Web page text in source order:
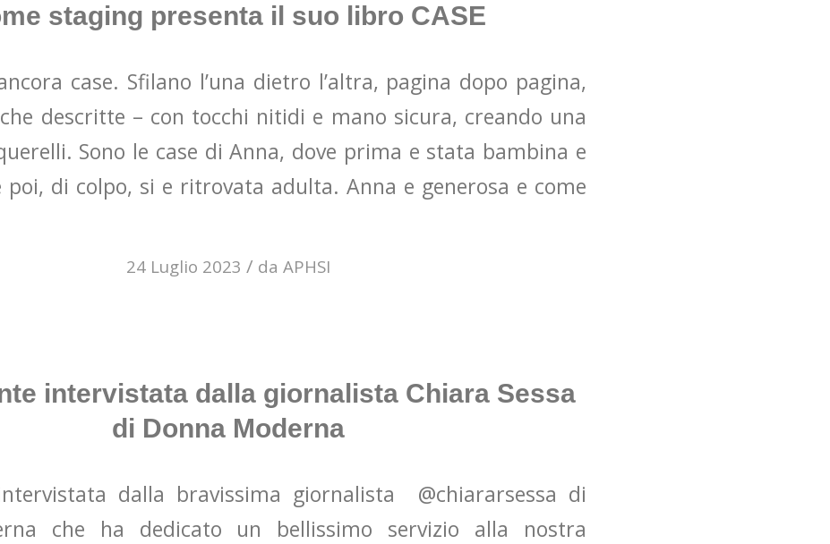
staging presenta il suo libro CASE
case. Sfilano l’una dietro l’altra, pagina dopo pagina,
descritte – con tocchi nitidi e mano sicura, creando una
Sono le case di Anna, dove prima e stata bambina e
poi, di colpo, si e ritrovata adulta. Anna e generosa e come
24 Luglio 2023 / da APHSI
intervistata dalla giornalista Chiara Sessa
di Donna Moderna
dalla bravissima giornalista @chiararsessa di
che ha dedicato un bellissimo servizio alla nostra